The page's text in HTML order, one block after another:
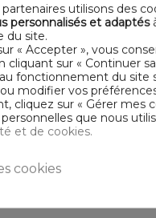
sur Housse De Rêve. Parure
doux et résistant. Le
de fils/cm² est élevé, plus le
et certifiés ne présentent
utilisons des
personnalisés et adaptés
du site.
« Accepter », vous
cliquant sur « Continuer
fonctionnement du site
modifier vos
cliquez sur « Gérer mes
que nous
et de cookies.
cookies